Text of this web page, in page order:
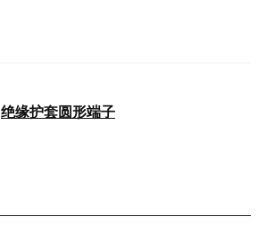
绝缘护套圆形端子